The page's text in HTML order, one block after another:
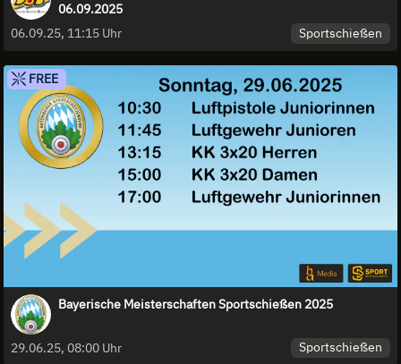
06.09.2025
06.09.25, 11:15 Uhr
Sportschießen
FREE
Bayerische Meisterschaften Sportschießen 2025
29.06.25, 08:00 Uhr Sportschießen